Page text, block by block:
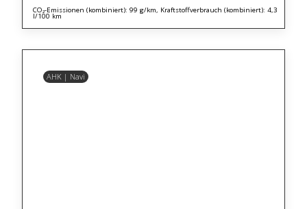
CO₂-Emissionen (kombiniert): 99 g/km, Kraftstoffverbrauch (kombiniert): 4,3
l/100 km
AHK | Navi